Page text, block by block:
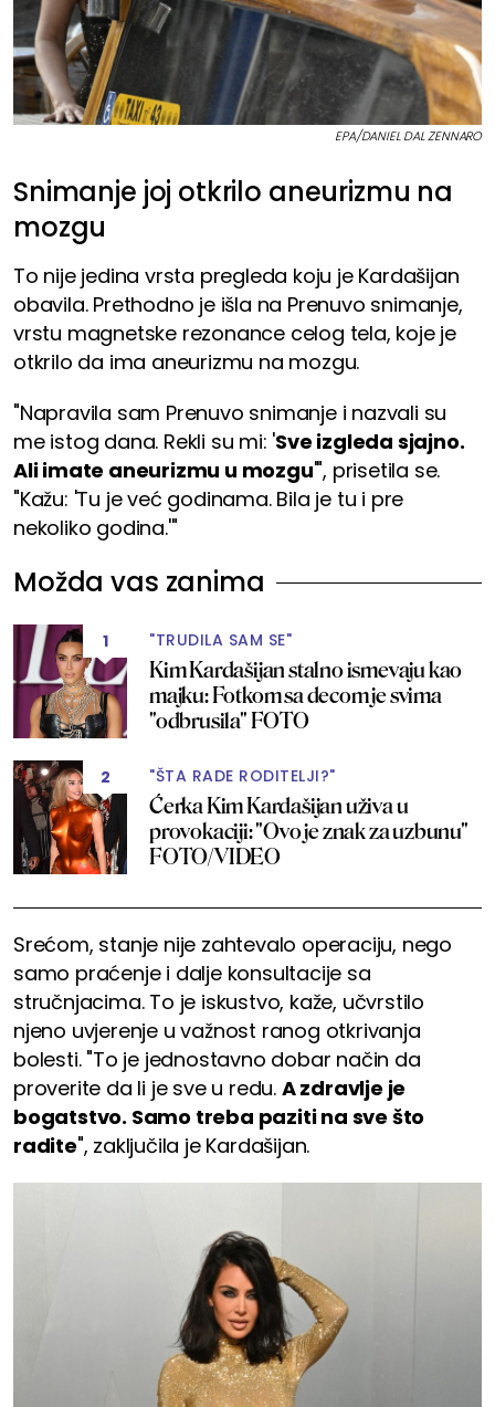
EPA/DANIEL DAL ZENNARO
Snimanje joj otkrilo aneurizmu na
mozgu
To nije jedina vrsta pregleda koju je Kardašijan
obavila. Prethodno je išla na Prenuvo snimanje,
vrstu magnetske rezonance celog tela, koje je
otkrilo da ima aneurizmu na mozgu.
"Napravila sam Prenuvo snimanje i nazvali su
me istog dana. Rekli su mi: 'Sve izgleda sjajno.
Ali imate aneurizmu u mozgu'", prisetila se.
"Kažu: 'Tu je već godinama. Bila je tu i pre
nekoliko godina.'"
Možda vas zanima
1 "TRUDILA SAM SE"
Kim Kardašijan stalno ismevaju kao
majku: Fotkom sa decom je svima
"odbrusila" FOTO
2 "ŠTA RADE RODITELJI?"
Ćerka Kim Kardašijan uživa u
provokaciji: "Ovo je znak za uzbunu"
FOTO/VIDEO
Srećom, stanje nije zahtevalo operaciju, nego
samo praćenje i dalje konsultacije sa
stručnjacima. To je iskustvo, kaže, učvrstilo
njeno uvjerenje u važnost ranog otkrivanja
bolesti. "To je jednostavno dobar način da
proverite da li je sve u redu. A zdravlje je
bogatstvo. Samo treba paziti na sve što
radite", zaključila je Kardašijan.